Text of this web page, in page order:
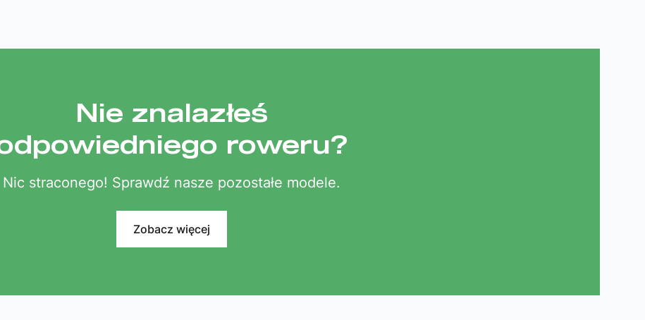
Nie znalazłeś
roweru?
Nic straconego! Sprawdź nasze pozostałe modele.
Zobacz więcej